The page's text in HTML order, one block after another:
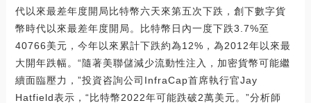
代以來最差年度開局比特幣六天來第五次下跌，創下數字貨
幣時代以來最差年度開局。比特幣日內一度下跌3.7%至
40766美元，今年以來累計下跌約為12%，為2012年以來最
大開年跌幅。“隨著美聯儲減少流動性注入，加密貨幣可能繼
續面臨壓力，”投資咨詢公司InfraCap首席執行官Jay
Hatfield表示，“比特幣2022年可能跌破2萬美元。”分析師